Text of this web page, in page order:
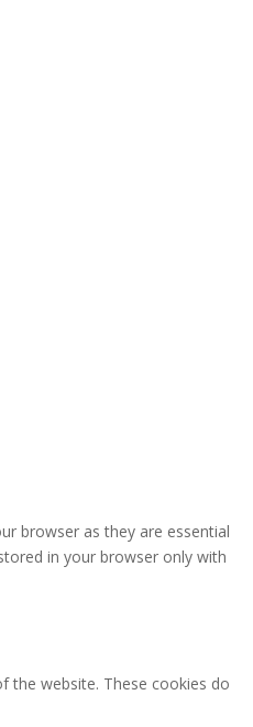
browser as they are essential
in your browser only with
the website. These cookies do